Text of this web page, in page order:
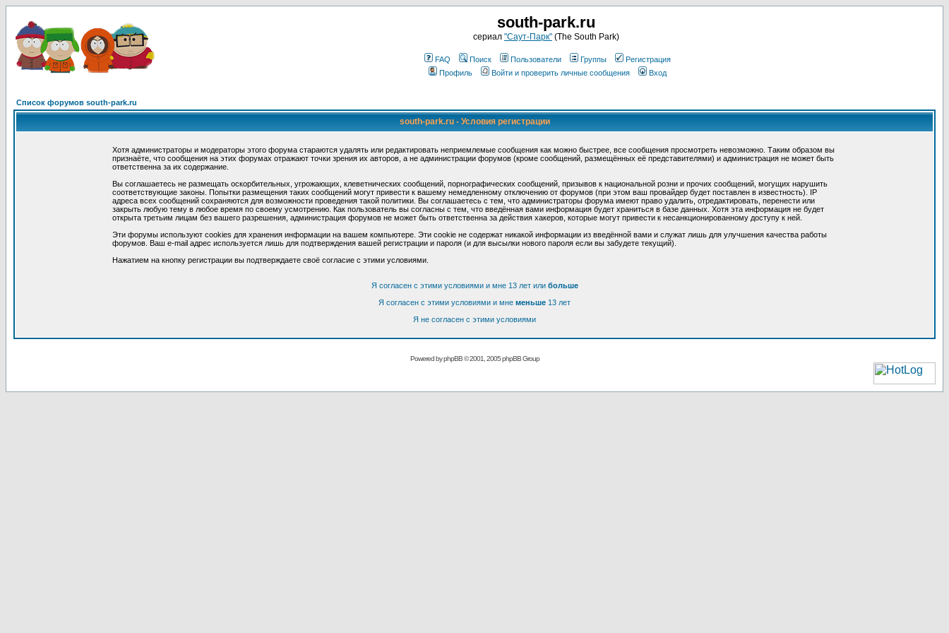
south-park.ru
сериал "Саут-Парк" (The South Park)
FAQ Поиск Пользователи Группы
Регистрация
Профиль
Войти и проверить личные сообщения Вход
Список форумов south-park.ru
south-park.ru - Условия регистрации
Хотя администраторы и модераторы этого форума стараются удалять или редактировать неприемлемые сообщения как можно быстрее, все сообщения просмотреть невозможно. Таким образом вы
признаёте, что сообщения на этих форумах отражают точки зрения их авторов, а не администрации форумов (кроме сообщений, размещённых её представителями) и администрация не может быть
ответственна за их содержание.
Вы соглашаетесь не размещать оскорбительных, угрожающих, клеветнических сообщений, порнографических сообщений, призывов к национальной розни и прочих сообщений, могущих нарушить
соответствующие законы. Попытки размещения таких сообщений могут привести к вашему немедленному отключению от форумов (при этом ваш провайдер будет поставлен в известность). IP
адреса всех сообщений сохраняются для возможности проведения такой политики. Вы соглашаетесь с тем, что администраторы форума имеют право удалить, отредактировать, перенести или
закрыть любую тему в любое время по своему усмотрению. Как пользователь вы согласны с тем, что введённая вами информация будет храниться в базе данных. Хотя эта информация не будет
открыта третьим лицам без вашего разрешения, администрация форумов не может быть ответственна за действия хакеров, которые могут привести к несанкционированному доступу к ней.
Эти форумы используют cookies для хранения информации на вашем компьютере. Эти cookie не содержат никакой информации из введённой вами и служат лишь для улучшения качества работы
форумов. Ваш e-mail адрес используется лишь для подтверждения вашей регистрации и пароля (и для высылки нового пароля если вы забудете текущий).
Нажатием на кнопку регистрации вы подтверждаете своё согласие с этими условиями.
Я согласен с этими условиями и мне 13 лет или больше
Я согласен с этими условиями и мне меньше 13 лет
Я не согласен с этими условиями
Powered byphpBB© 2001, 2005 phpBB Group